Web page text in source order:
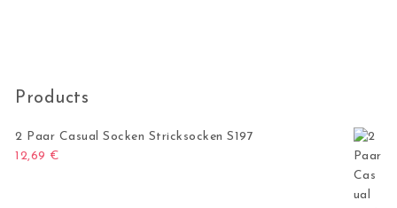
Products
2 Paar Casual Socken Stricksocken S197
12,69 €